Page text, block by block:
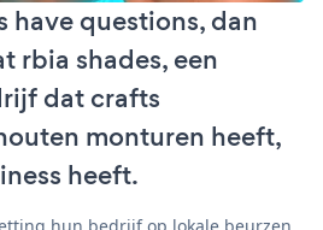
have questions, dan
rbia shades, een
dat crafts
monturen heeft,
heeft.